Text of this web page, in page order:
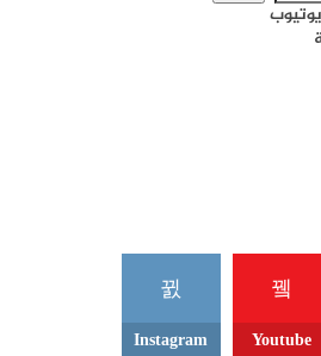
يوتيوب
Youtube
Instagram